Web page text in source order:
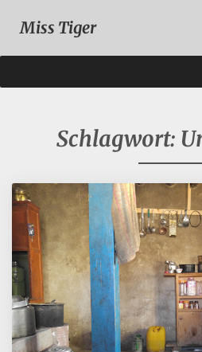
Miss Tiger
Schlagwort: